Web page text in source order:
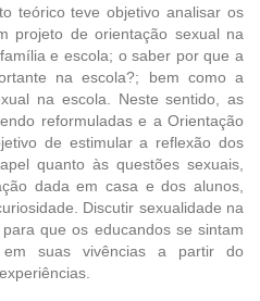
teórico teve objetivo analisar os
projeto de orientação sexual na
e escola; o saber por que a
na escola?; bem como a
na escola. Neste sentido, as
reformuladas e a Orientação
de estimular a reflexão dos
quanto às questões sexuais,
dada em casa e dos alunos,
Discutir sexualidade na
que os educandos se sintam
suas vivências a partir do